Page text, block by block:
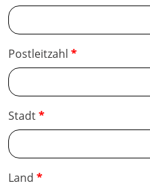
Postleitzahl
Stadt
Land